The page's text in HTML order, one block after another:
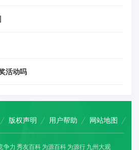
活动吗
版权声明 用户帮助 网站地图
争力 秀友百科 为源百科 为源行 九州大观